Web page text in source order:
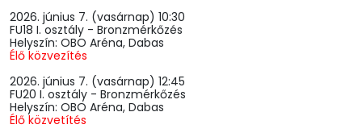
2026. június 7. (vasárnap) 10:30
FU18 I. osztály - Bronzmérkőzés
Helyszín: OBO Aréna, Dabas
Élő közvezítés
2026. június 7. (vasárnap) 12:45
FU20 I. osztály - Bronzmérkőzés
Helyszín: OBO Aréna, Dabas
Élő közvetítés